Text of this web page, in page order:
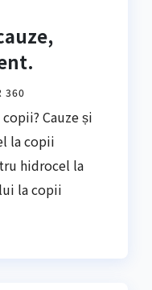
360
Cauze și
la copii
hidrocel la
la copii